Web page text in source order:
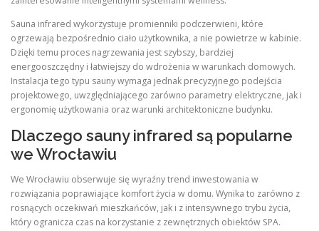
Sauna infrared wykorzystuje promienniki podczerwieni, które
ogrzewają bezpośrednio ciało użytkownika, a nie powietrze w kabinie.
Dzięki temu proces nagrzewania jest szybszy, bardziej
energooszczędny i łatwiejszy do wdrożenia w warunkach domowych.
Instalacja tego typu sauny wymaga jednak precyzyjnego podejścia
projektowego, uwzględniającego zarówno parametry elektryczne, jak i
ergonomię użytkowania oraz warunki architektoniczne budynku.
Dlaczego sauny infrared są popularne
we Wrocławiu
We Wrocławiu obserwuje się wyraźny trend inwestowania w
rozwiązania poprawiające komfort życia w domu. Wynika to zarówno z
rosnących oczekiwań mieszkańców, jak i z intensywnego trybu życia,
który ogranicza czas na korzystanie z zewnętrznych obiektów SPA.